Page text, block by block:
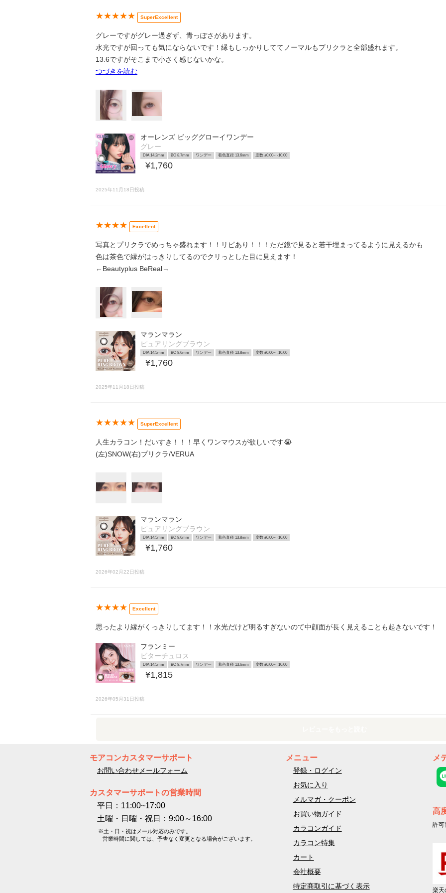
★★★★★ SuperExcellent
グレーですがグレー過ぎず、青っぽさがあります。
水光ですが回っても気にならないです！縁もしっかりしててノーマルもプリクラと全部盛れます。
13.6ですがそこまで小さく感じないかな。
つづきを読む
オーレンズ ビッググローイワンデー
グレー
DIA 14.2mm BC 8.7mm ワンデー 着色直径 13.6mm 度数 ±0.00~ -10.00
¥1,760
2025年11月18日投稿
★★★★ Excellent
写真とプリクラでめっちゃ盛れます！！リピあり！！！ただ鏡で見ると若干埋まってるように見えるかも
色は茶色で縁がはっきりしてるのでクリっとした目に見えます！
←Beautyplus BeReal→
マランマラン
ピュアリングブラウン
DIA 14.5mm BC 8.6mm ワンデー 着色直径 13.8mm 度数 ±0.00~ -10.00
¥1,760
2025年11月18日投稿
★★★★★ SuperExcellent
人生カラコン！だいすき！！！早くワンマウスが欲しいです😭
(左)SNOW(右)プリクラ/VERUA
マランマラン
ピュアリングブラウン
DIA 14.5mm BC 8.6mm ワンデー 着色直径 13.8mm 度数 ±0.00~ -10.00
¥1,760
2026年02月22日投稿
★★★★ Excellent
思ったより縁がくっきりしてます！！水光だけど明るすぎないのて中顔面が長く見えることも起きないです！
フランミー
ビターチュロス
DIA 14.5mm BC 8.7mm ワンデー 着色直径 13.6mm 度数 ±0.00~ -10.00
¥1,815
2026年05月31日投稿
モアコンカスタマーサポート
お問い合わせメールフォーム
カスタマーサポートの営業時間
平日：11:00~17:00
土曜・日曜・祝日：9:00～16:00
※土・日・祝はメール対応のみです。
営業時間に関しては、予告なく変更となる場合がございます。
メニュー
登録・ログイン
お気に入り
メルマガ・クーポン
お買い物ガイド
カラコンガイド
カラコン特集
カート
会社概要
特定商取引に基づく表示
メ
高
許可
楽天